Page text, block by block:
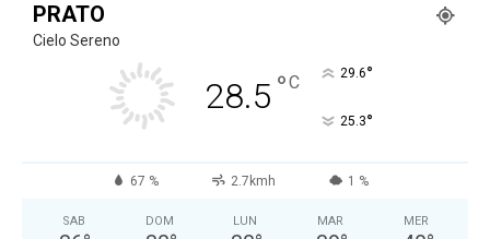
PRATO
Cielo Sereno
28.5 °C 29.6°
25.3°
67 % 2.7kmh 1 %
SAB DOM LUN MAR MER